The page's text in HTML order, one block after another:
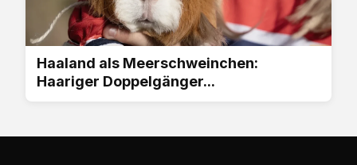
Haaland als Meerschweinchen:
Haariger Doppelgänger...